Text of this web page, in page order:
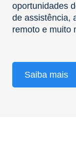
oportunidades
de assistência,
remoto e muito
Saiba mais